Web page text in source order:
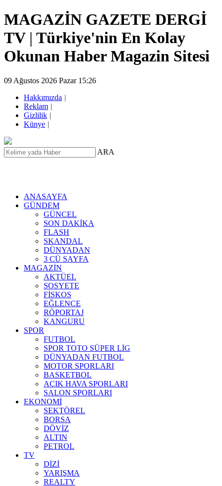
MAGAZİN GAZETE DERGİ
TV | Türkiye'nin En Kolay
Okunan Haber Magazin Sitesi
09 Ağustos 2026 Pazar 15:26
Hakkımızda |
Reklam |
Gizlilik |
Künye |
ARA
ANASAYFA
GÜNDEM
GÜNCEL
SON DAKİKA
FLASH
SKANDAL
DÜNYADAN
3 CÜ SAYFA
MAGAZİN
AKTÜEL
SOSYETE
FİSKOS
EĞLENCE
RÖPORTAJ
KANGURU
SPOR
FUTBOL
SPOR TOTO SÜPER LİG
DÜNYADAN FUTBOL
MOTOR SPORLARI
BASKETBOL
AÇIK HAVA SPORLARI
SALON SPORLARI
EKONOMİ
SEKTÖREL
BORSA
DÖVİZ
ALTIN
PETROL
TV
DİZİ
YARIŞMA
REALTY